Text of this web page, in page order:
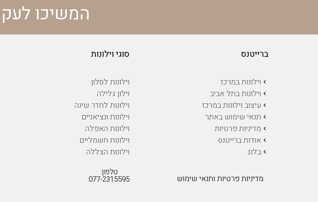
המשיכו
ברייטנס
וילונות במרכז
וילונות בתל אביב
עיצוב וילונות במרכז
תנאי שימוש באתר
מדיניות פרטיות
אודות ברייטנס
בלוג
סוגי וילונות
וילונות לסלון
וילון גלילה
וילונות לחדר שינה
וילונות ונציאניים
וילונות האפלה
וילונות חשמליים
וילונות הצללה
מדיניות פרטיות ותנאי שימוש
טלפון:
077-2315595